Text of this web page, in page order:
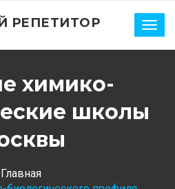
РЕПЕТИТОР
химико-
школы
Главная